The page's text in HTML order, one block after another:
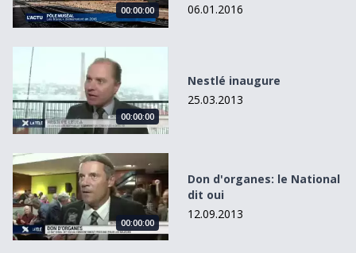
00:00:00
06.01.2016
Nestlé inaugure
00:00:00
Nestlé inaugure
25.03.2013
Don d&#039;organes: le National dit oui
00:00:00
Don d'organes: le National
dit oui
12.09.2013